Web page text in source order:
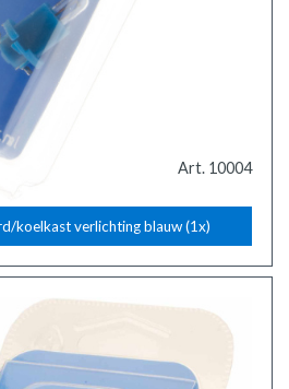
Art. 10004
koelkast verlichting blauw (1x)